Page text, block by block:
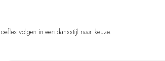
volgen in een dansstijl naar keuze.